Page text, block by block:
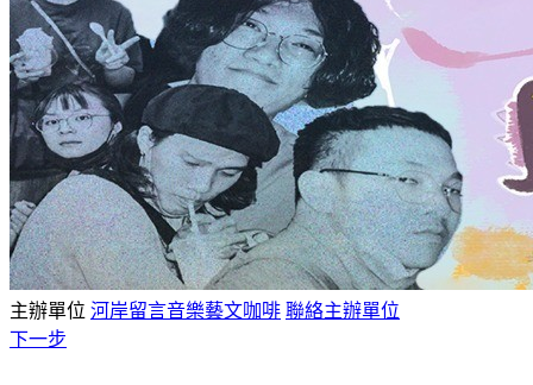
主辦單位 河岸留言音樂藝文咖啡 聯絡主辦單位
下一步